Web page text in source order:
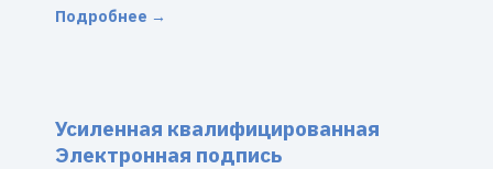
Подробнее →
Усиленная квалифицированная
Электронная подпись